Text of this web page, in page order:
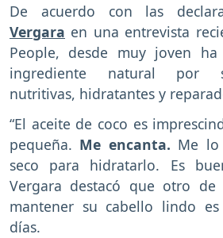
De acuerdo con las
Vergara en una entrevista
People, desde muy joven
ingrediente natural por
nutritivas, hidratantes y
“El aceite de coco es
pequeña. Me encanta. Me
seco para hidratarlo. Es
Vergara destacó que otro de
mantener su cabello lindo
días.